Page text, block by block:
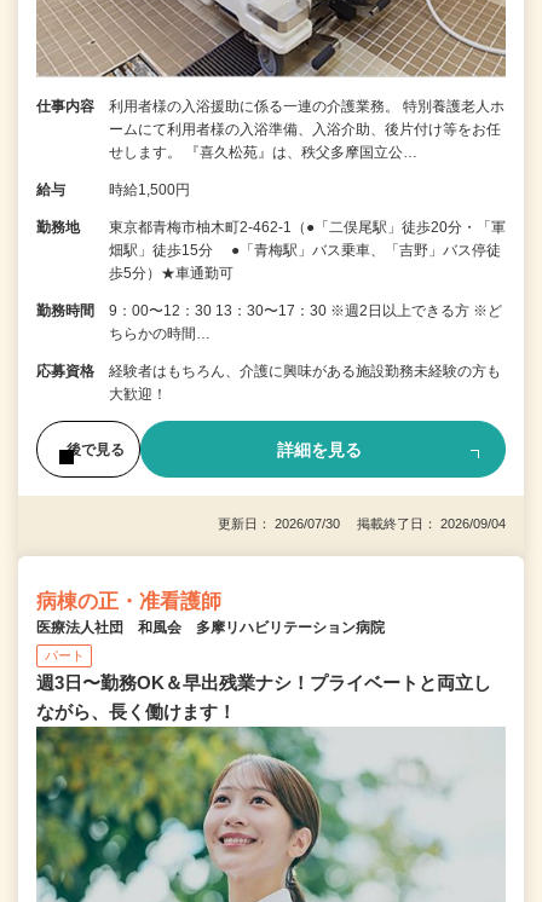
仕事内容
利用者様の入浴援助に係る一連の介護業務。 特別養護老人ホ
ームにて利用者様の入浴準備、入浴介助、後片付け等をお任
せします。 『喜久松苑』は、秩父多摩国立公…
給与 時給1,500円
勤務地
東京都青梅市柚木町2-462-1（●「二俣尾駅」徒歩20分・「軍
畑駅」徒歩15分 ●「青梅駅」バス乗車、「吉野」バス停徒
歩5分）★車通勤可
勤務時間
9：00〜12：30 13：30〜17：30 ※週2日以上できる方 ※ど
ちらかの時間…
応募資格
経験者はもちろん、介護に興味がある施設勤務未経験の方も
大歓迎！
後で見る 詳細を見る
更新日： 2026/07/30 掲載終了日： 2026/09/04
病棟の正・准看護師
医療法人社団 和風会 多摩リハビリテーション病院
パート
週3日〜勤務OK＆早出残業ナシ！プライベートと両立し
ながら、長く働けます！